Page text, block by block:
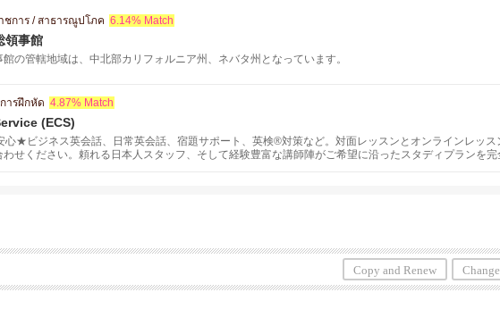
ชการ / สาธารณูปโภค 6.14% Match
領事館
の管轄地域は、中北部カリフォルニア州、ネバタ州となっています。
ารฝึกหัด 4.87% Match
(ECS)
★ビジネス英会話、日常英会話、宿題サポート、英検®対策など。対面レッスンとオンラインレッス
せください。頼れる日本人スタッフ、そして経験豊富な講師陣がご希望に沿ったスタディプランを完
Copy and Renew Change